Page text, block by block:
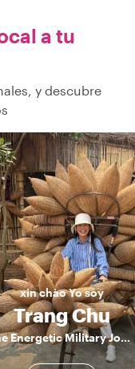
a tu
y descubre
xin chàoYo soy
Trang Chu
The Energetic Military Journalist